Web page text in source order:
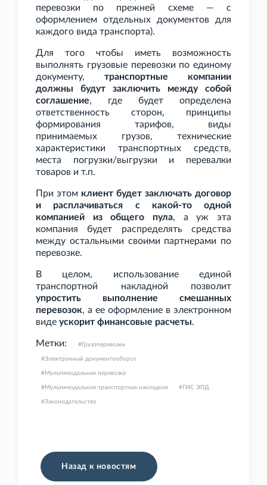
перевозки по прежней схеме — с
оформлением отдельных документов для
каждого вида транспорта).
Для того чтобы иметь возможность
выполнять грузовые перевозки по единому
документу, транспортные компании
должны будут заключить между собой
соглашение, где будет определена
ответственность сторон, принципы
формирования тарифов, виды
принимаемых грузов, технические
характеристики транспортных средств,
места погрузки/выгрузки и перевалки
товаров и т.п.
При этом клиент будет заключать договор
и расплачиваться с какой-то одной
компанией из общего пула, а уж эта
компания будет распределять средства
между остальными своими партнерами по
перевозке.
В целом, использование единой
транспортной накладной позволит
упростить выполнение смешанных
перевозок, а ее оформление в электронном
виде ускорит финансовые расчеты.
Метки: Грузоперевозки
Электронный документооборот
Мультимодальная перевозка
Мультимодальная транспортная накладная ГИС ЭПД
Законодательство
Назад к новостям